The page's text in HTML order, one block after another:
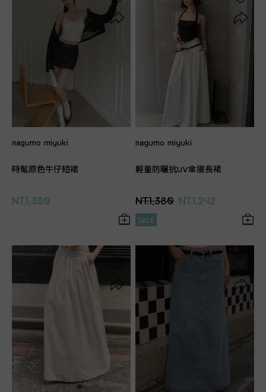
nagumo miyuki
時髦原色牛仔短裙
NT.1,380
nagumo miyuki
輕量防曬抗UV傘擺長裙
NT.1,380 NT.1,242
SALE